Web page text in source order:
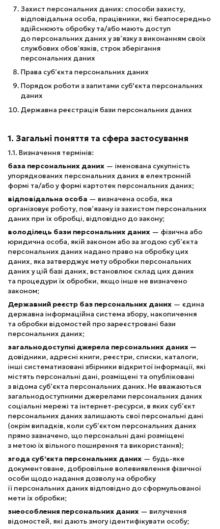
Захист персональних даних: способи захисту,
відповідальна особа, працівники, які безпосередньо
здійснюють обробку та/або мають доступ
до персональних даних у зв’язку з виконанням своїх
службових обов’язків, строк зберігання
персональних даних
Права суб’єкта персональних даних
Порядок роботи з запитами суб'єкта персональних
даних
Державна реєстрація бази персональних даних
1. Загальні поняття та сфера застосування
1.1. Визначення термінів:
база персональних даних — іменована сукупність
упорядкованих персональних даних в електронній
формі та/або у формі картотек персональних даних;
відповідальна особа — визначена особа, яка
організовує роботу, пов’язану із захистом персональних
даних при їх обробці, відповідно до закону;
володілець бази персональних даних — фізична або
юридична особа, якій законом або за згодою суб’єкта
персональних даних надано право на обробку цих
даних, яка затверджує мету обробки персональних
даних у цій базі даних, встановлює склад цих даних
та процедури їх обробки, якщо інше не визначено
законом;
Державний реєстр баз персональних даних — єдина
державна інформаційна система збору, накопичення
та обробки відомостей про зареєстровані бази
персональних даних;
загальнодоступні джерела персональних даних —
довідники, адресні книги, реєстри, списки, каталоги,
інші систематизовані збірники відкритої інформації, які
містять персональні дані, розміщені та опубліковані
з відома суб’єкта персональних даних. Не вважаються
загальнодоступними джерелами персональних даних
соціальні мережі та інтернет-ресурси, в яких суб’єкт
персональних даних залишають свої персональні дані
(окрім випадків, коли суб’єктом персональних даних
прямо зазначено, що персональні дані розміщені
з метою їх вільного поширення та використання);
згода суб’єкта персональних даних — будь-яке
документоване, добровільне волевиявлення фізичної
особи щодо надання дозволу на обробку
її персональних даних відповідно до сформульованої
мети їх обробки;
знеособлення персональних даних — вилучення
відомостей, які дають змогу ідентифікувати особу;